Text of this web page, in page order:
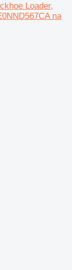
Loader,
na